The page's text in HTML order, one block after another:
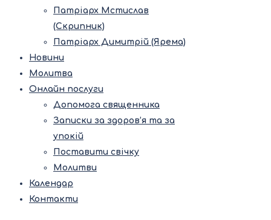
Патріарх Мстислав
(Скрипник)
Патріарх Димитрій (Ярема)
Новини
Молитва
Онлайн послуги
Допомога священника
Записки за здоров’я та за
упокій
Поставити свічку
Молитви
Календар
Контакти